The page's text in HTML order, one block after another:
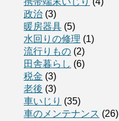
政治 (3)
暖房器具 (5)
水回りの修理 (1)
流行りもの (2)
田舎暮らし (6)
税金 (3)
老後 (3)
車いじり (35)
車のメンテナンス (26)